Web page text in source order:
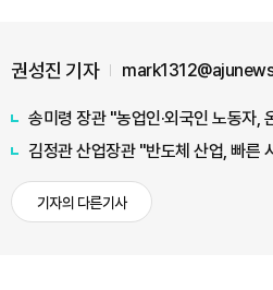
권성진 기자
송미령 장관 "농업인·외국인 노동자,
김정관 산업장관 "반도체 산업, 빠
기자의 다른기사